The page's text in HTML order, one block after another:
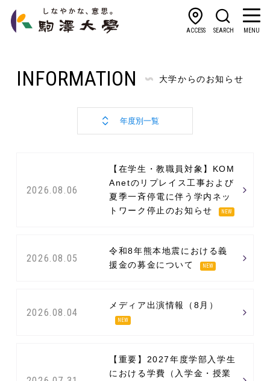
ACCESS SEARCH MENU
INFORMATION 大学からのお知らせ
2026.08.06
【在学生・教職員対象】KOM
Anetのリプレイス工事および
夏季一斉停電に伴う学内ネッ
トワーク停止のお知らせ
NEW
2026.08.05
令和8年熊本地震における義
援金の募金について
NEW
2026.08.04
メディア出演情報（8月）
NEW
【重要】2027年度学部入学生
における学費（入学金・授業